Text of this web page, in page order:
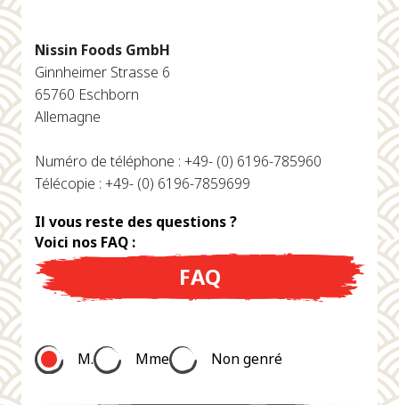
Nissin Foods GmbH
Ginnheimer Strasse 6
65760 Eschborn
Allemagne
Numéro de téléphone : +49- (0) 6196-785960
Télécopie : +49- (0) 6196-7859699
Il vous reste des questions ?
Voici nos FAQ :
FAQ
M. Mme Non genré